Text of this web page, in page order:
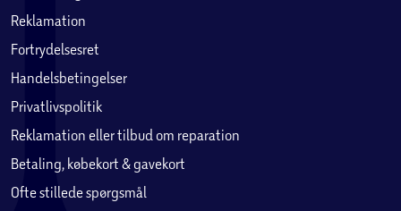
Reklamation
Fortrydelsesret
Handelsbetingelser
Privatlivspolitik
Reklamation eller tilbud om reparation
Betaling, købekort & gavekort
Ofte stillede spørgsmål